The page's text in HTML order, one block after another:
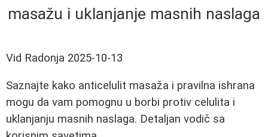
masažu i uklanjanje masnih naslaga
Vid Radonja 2025-10-13
Saznajte kako anticelulit masaža i pravilna ishrana
mogu da vam pomognu u borbi protiv celulita i
uklanjanju masnih naslaga. Detaljan vodič sa